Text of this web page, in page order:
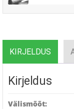
KIRJELDUS
Kirjeldus
Välismõõt: